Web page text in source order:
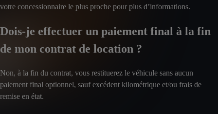
votre concessionnaire le plus proche pour plus d’informations.
Dois-je effectuer un paiement final à la fin
de mon contrat de location ?
Non, à la fin du contrat, vous restituerez le véhicule sans aucun
paiement final optionnel, sauf excédent kilométrique et/ou frais de
remise en état.